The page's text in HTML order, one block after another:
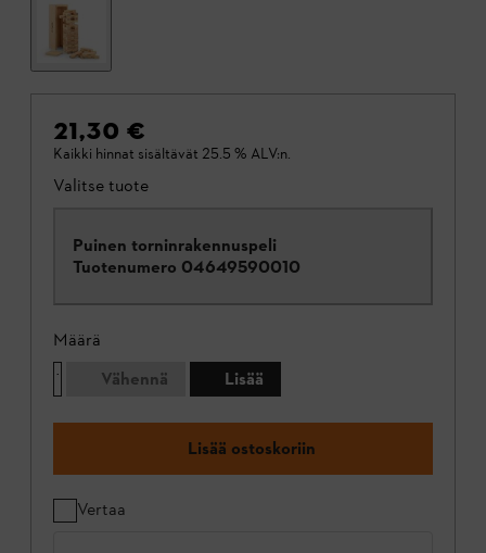
21,30 €
Kaikki hinnat sisältävät 25.5 % ALV:n.
Valitse tuote
Puinen torninrakennuspeli
Tuotenumero 04649590010
Määrä
Vähennä
Lisää
Lisää ostoskoriin
Vertaa